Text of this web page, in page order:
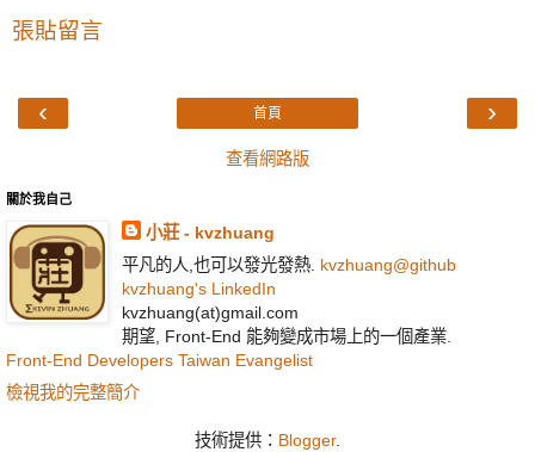
張貼留言
‹ ›
首頁
查看網路版
關於我自己
小莊 - kvzhuang
平凡的人,也可以發光發熱. kvzhuang@github
kvzhuang's LinkedIn
kvzhuang(at)gmail.com
期望, Front-End 能夠變成市場上的一個產業.
Front-End Developers Taiwan Evangelist
檢視我的完整簡介
技術提供： Blogger.